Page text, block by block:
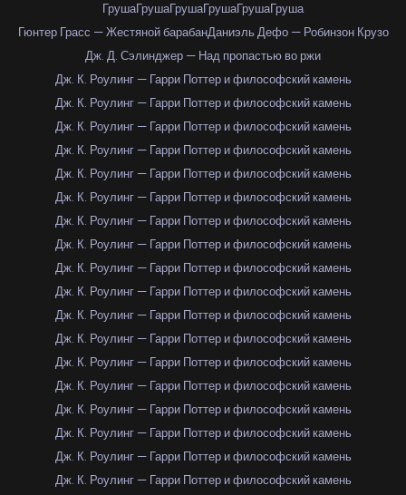
ГрушаГрушаГрушаГрушаГрушаГруша
Гюнтер Грасс — Жестяной барабанДаниэль Дефо — Робинзон Крузо
Дж. Д. Сэлинджер — Над пропастью во ржи
Дж. К. Роулинг — Гарри Поттер и философский камень
Дж. К. Роулинг — Гарри Поттер и философский камень
Дж. К. Роулинг — Гарри Поттер и философский камень
Дж. К. Роулинг — Гарри Поттер и философский камень
Дж. К. Роулинг — Гарри Поттер и философский камень
Дж. К. Роулинг — Гарри Поттер и философский камень
Дж. К. Роулинг — Гарри Поттер и философский камень
Дж. К. Роулинг — Гарри Поттер и философский камень
Дж. К. Роулинг — Гарри Поттер и философский камень
Дж. К. Роулинг — Гарри Поттер и философский камень
Дж. К. Роулинг — Гарри Поттер и философский камень
Дж. К. Роулинг — Гарри Поттер и философский камень
Дж. К. Роулинг — Гарри Поттер и философский камень
Дж. К. Роулинг — Гарри Поттер и философский камень
Дж. К. Роулинг — Гарри Поттер и философский камень
Дж. К. Роулинг — Гарри Поттер и философский камень
Дж. К. Роулинг — Гарри Поттер и философский камень
Дж. К. Роулинг — Гарри Поттер и философский камень